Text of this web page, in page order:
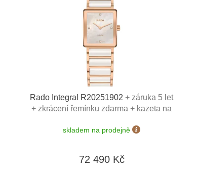
Rado Integral R20251902+ záruka 5 let
+ zkrácení řemínku zdarma + kazeta na
1160 Kč
skladem na prodejně
72 490 Kč